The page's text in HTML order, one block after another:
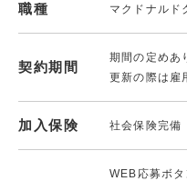
職種 マクドナルド
契約期間
期間の定めあ
更新の際は雇
加入保険 社会保険完備
WEB応募ボ